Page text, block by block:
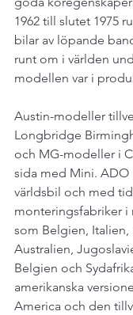
1962 till slutet 1975
bilar av löpande
runt om i världen
modellen var i
Austin-modeller
Longbridge
och MG-modeller i
sida med Mini. ADO
världsbil och med
monteringsfabriker i
som Belgien, Italien,
Australien,
Belgien och
amerikanska
America och den